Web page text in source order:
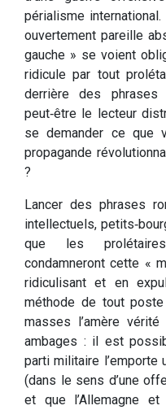
périalisme
ouvertement pareille
gau­che » se voient
ridicule par tout
derrière des phrases
peut‑être le lecteur
se demander ce que
propagande
?
Lancer des phrases
intellectuels,
que les prolétaires
condamneront cette «
ridiculisant et en
méthode de tout
masses l’amère
ambages : il est
parti militaire
(dans le sens d’une
et que l’Allemagne